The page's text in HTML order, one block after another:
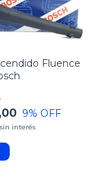
Fluence
9% OFF
sin interés